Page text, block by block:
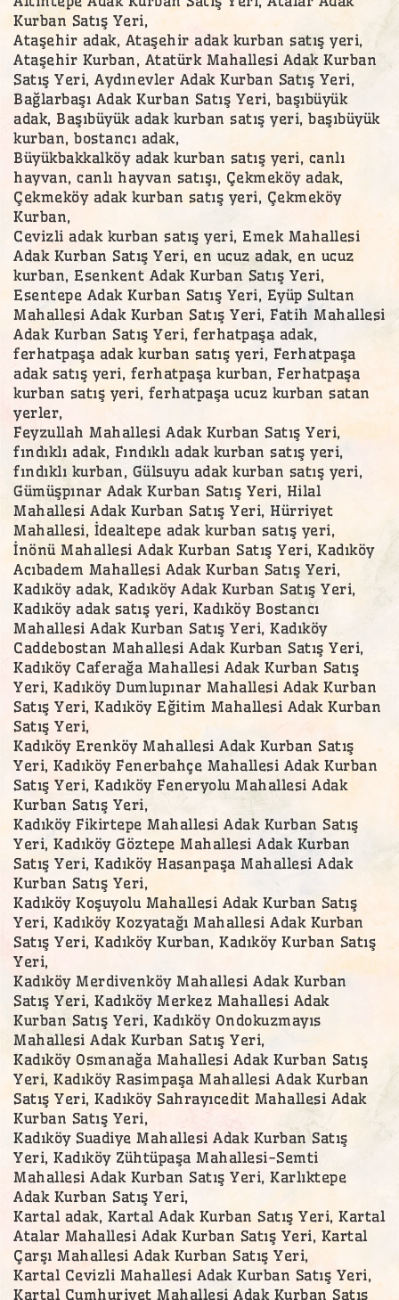
Kurban Satış Yeri,
Ataşehir adak, Ataşehir adak kurban satış yeri,
Ataşehir Kurban, Atatürk Mahallesi Adak Kurban
Satış Yeri, Aydınevler Adak Kurban Satış Yeri,
Bağlarbaşı Adak Kurban Satış Yeri, başıbüyük
adak, Başıbüyük adak kurban satış yeri, başıbüyük
kurban, bostancı adak,
Büyükbakkalköy adak kurban satış yeri, canlı
hayvan, canlı hayvan satışı, Çekmeköy adak,
Çekmeköy adak kurban satış yeri, Çekmeköy
Kurban,
Cevizli adak kurban satış yeri, Emek Mahallesi
Adak Kurban Satış Yeri, en ucuz adak, en ucuz
kurban, Esenkent Adak Kurban Satış Yeri,
Esentepe Adak Kurban Satış Yeri, Eyüp Sultan
Mahallesi Adak Kurban Satış Yeri, Fatih Mahallesi
Adak Kurban Satış Yeri, ferhatpaşa adak,
ferhatpaşa adak kurban satış yeri, Ferhatpaşa
adak satış yeri, ferhatpaşa kurban, Ferhatpaşa
kurban satış yeri, ferhatpaşa ucuz kurban satan
yerler,
Feyzullah Mahallesi Adak Kurban Satış Yeri,
fındıklı adak, Fındıklı adak kurban satış yeri,
fındıklı kurban, Gülsuyu adak kurban satış yeri,
Gümüşpınar Adak Kurban Satış Yeri, Hilal
Mahallesi Adak Kurban Satış Yeri, Hürriyet
Mahallesi, İdealtepe adak kurban satış yeri,
İnönü Mahallesi Adak Kurban Satış Yeri, Kadıköy
Acıbadem Mahallesi Adak Kurban Satış Yeri,
Kadıköy adak, Kadıköy Adak Kurban Satış Yeri,
Kadıköy adak satış yeri, Kadıköy Bostancı
Mahallesi Adak Kurban Satış Yeri, Kadıköy
Caddebostan Mahallesi Adak Kurban Satış Yeri,
Kadıköy Caferağa Mahallesi Adak Kurban Satış
Yeri, Kadıköy Dumlupınar Mahallesi Adak Kurban
Satış Yeri, Kadıköy Eğitim Mahallesi Adak Kurban
Satış Yeri,
Kadıköy Erenköy Mahallesi Adak Kurban Satış
Yeri, Kadıköy Fenerbahçe Mahallesi Adak Kurban
Satış Yeri, Kadıköy Feneryolu Mahallesi Adak
Kurban Satış Yeri,
Kadıköy Fikirtepe Mahallesi Adak Kurban Satış
Yeri, Kadıköy Göztepe Mahallesi Adak Kurban
Satış Yeri, Kadıköy Hasanpaşa Mahallesi Adak
Kurban Satış Yeri,
Kadıköy Koşuyolu Mahallesi Adak Kurban Satış
Yeri, Kadıköy Kozyatağı Mahallesi Adak Kurban
Satış Yeri, Kadıköy Kurban, Kadıköy Kurban Satış
Yeri,
Kadıköy Merdivenköy Mahallesi Adak Kurban
Satış Yeri, Kadıköy Merkez Mahallesi Adak
Kurban Satış Yeri, Kadıköy Ondokuzmayıs
Mahallesi Adak Kurban Satış Yeri,
Kadıköy Osmanağa Mahallesi Adak Kurban Satış
Yeri, Kadıköy Rasimpaşa Mahallesi Adak Kurban
Satış Yeri, Kadıköy Sahrayıcedit Mahallesi Adak
Kurban Satış Yeri,
Kadıköy Suadiye Mahallesi Adak Kurban Satış
Yeri, Kadıköy Zühtüpaşa Mahallesi-Semti
Mahallesi Adak Kurban Satış Yeri, Karlıktepe
Adak Kurban Satış Yeri,
Kartal adak, Kartal Adak Kurban Satış Yeri, Kartal
Atalar Mahallesi Adak Kurban Satış Yeri, Kartal
Çarşı Mahallesi Adak Kurban Satış Yeri,
Kartal Cevizli Mahallesi Adak Kurban Satış Yeri,
Kartal Cumhuriyet Mahallesi Adak Kurban Satış